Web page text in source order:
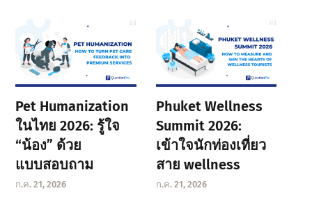
Pet Humanization
ในไทย 2026: รู้ใจ
“น้อง” ด้วย
แบบสอบถาม
ก.ค. 21, 2026
Phuket Wellness
Summit 2026:
เข้าใจนักท่องเที่ยว
สาย wellness
ก.ค. 21, 2026